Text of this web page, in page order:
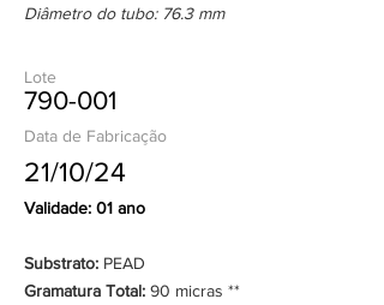
Diâmetro do tubo: 76.3 mm
Lote
790-001
Data de Fabricação
21/10/24
Validade: 01 ano
Substrato: PEAD
Gramatura Total: 90 micras **